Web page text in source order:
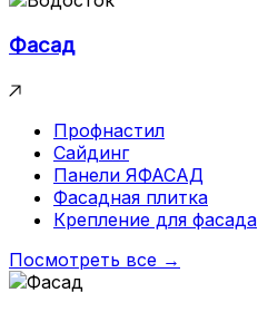
Фасад
Профнастил
Сайдинг
Панели ЯФАСАД
Фасадная плитка
Крепление для фасада
Посмотреть все →